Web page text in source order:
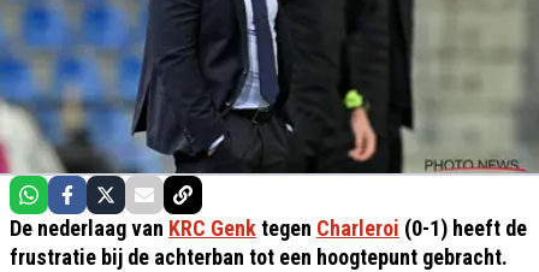
De nederlaag van KRC Genktegen Charleroi (0-1) heeft de
frustratie bij de achterban tot een hoogtepunt gebracht.